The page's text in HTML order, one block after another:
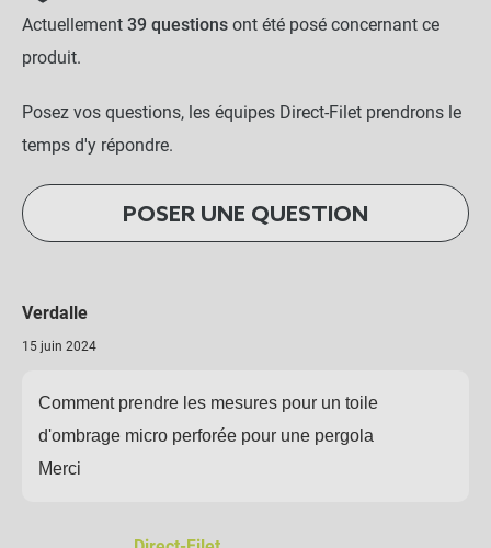
Actuellement 39 questions ont été posé concernant ce
produit.
Posez vos questions, les équipes Direct-Filet prendrons le
temps d'y répondre.
POSER UNE QUESTION
Verdalle
15 juin 2024
Comment prendre les mesures pour un toile
d'ombrage micro perforée pour une pergola
Merci